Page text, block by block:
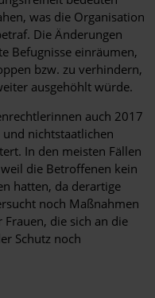
was die Organisation
Die Änderungen
Befugnisse einräumen,
bzw. zu verhindern,
ausgehöhlt würde.
auch 2017
nichtstaatlichen
In den meisten Fällen
die Betroffenen kein
hatten, da derartige
noch Maßnahmen
die sich an die
Schutz noch